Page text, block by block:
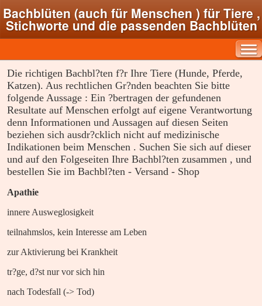
Bachblüten (auch für Menschen ) für Tiere ,
Stichworte und die passenden Bachblüten
Die richtigen Bachbl?ten f?r Ihre Tiere (Hunde, Pferde,
Katzen). Aus rechtlichen Gr?nden beachten Sie bitte
folgende Aussage : Ein ?bertragen der gefundenen
Resultate auf Menschen erfolgt auf eigene Verantwortung
denn Informationen und Aussagen auf diesen Seiten
beziehen sich ausdr?cklich nicht auf medizinische
Indikationen beim Menschen . Suchen Sie sich auf dieser
und auf den Folgeseiten Ihre Bachbl?ten zusammen , und
bestellen Sie im Bachbl?ten - Versand - Shop
Apathie
innere Ausweglosigkeit
teilnahmslos, kein Interesse am Leben
zur Aktivierung bei Krankheit
tr?ge, d?st nur vor sich hin
nach Todesfall (-> Tod)